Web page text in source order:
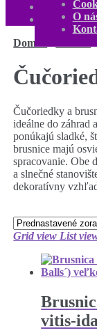
O
€ 0
Domov
Čučoriedky a
ideálne do záhrad
ponúkajú sladké,
brusnice majú
spracovanie. Obe
a slnečné
dekoratívny
Grid view List
vitis-